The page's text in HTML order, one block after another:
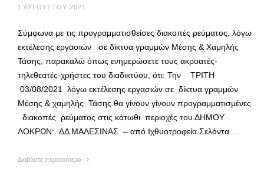
1 ΑΥΓΟΎΣΤΟΥ 2021
Σύμφωνα με τις προγραμματισθείσες διακοπές ρεύματος, λόγω
εκτέλεσης εργασιών σε δίκτυα γραμμών Μέσης & Χαμηλής
Τάσης, παρακαλώ όπως ενημερώσετε τους ακροατές-
τηλεθεατές-χρήστες του διαδικτύου, ότι: Την ΤΡΙΤΗ
03/08/2021 λόγω εκτέλεσης εργασιών σε δίκτυα γραμμών
Μέσης & χαμηλής Τάσης θα γίνουν γίνουν προγραμματισμένες
διακοπές ρεύματος στις κάτωθι περιοχές του ΔΗΜΟΥ
ΛΟΚΡΩΝ: ΔΔ ΜΑΛΕΣΙΝΑΣ – από Ιχθυοτροφεία Σελόντα …
Διαβάστε περισσότερα